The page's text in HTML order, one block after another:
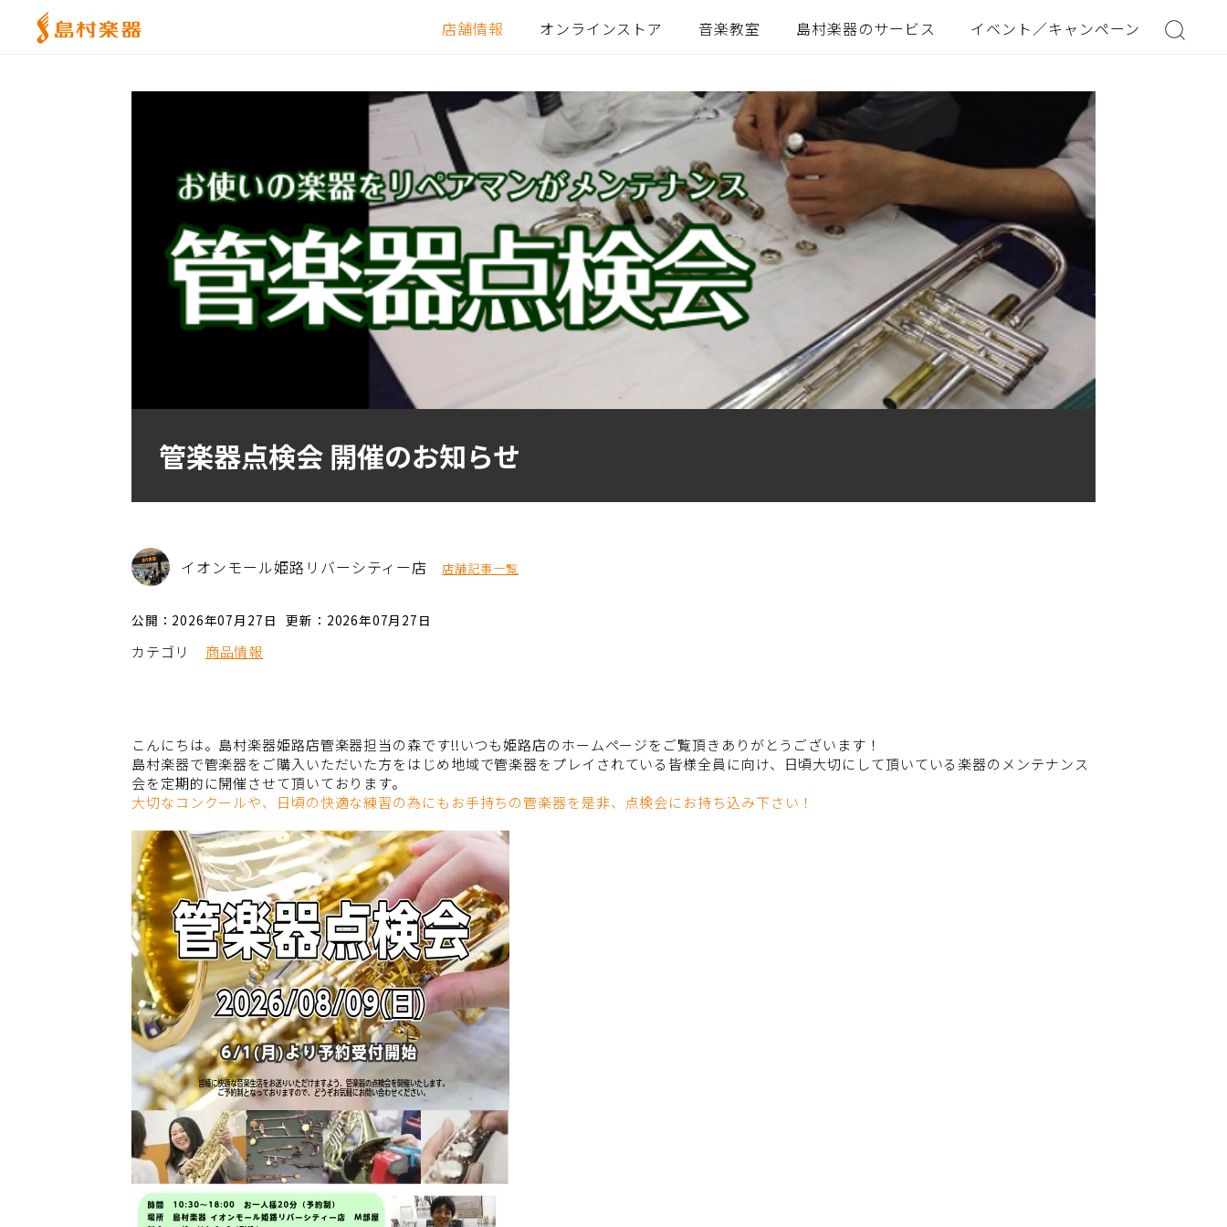
店舗情報 オンラインストア 音楽教室 島村楽器のサービス イベント／キャンペーン
管楽器点検会 開催のお知らせ
イオンモール姫路リバーシティー店 店舗記事一覧
公開：2026年07月27日 更新：2026年07月27日
カテゴリ 商品情報
こんにちは。島村楽器姫路店管楽器担当の森です!!いつも姫路店のホームページをご覧頂きありがとうございます！
島村楽器で管楽器をご購入いただいた方をはじめ地域で管楽器をプレイされている皆様全員に向け、日頃大切にして頂いている楽器のメンテナンス
会を定期的に開催させて頂いております。
大切なコンクールや、日頃の快適な練習の為にもお手持ちの管楽器を是非、点検会にお持ち込み下さい！